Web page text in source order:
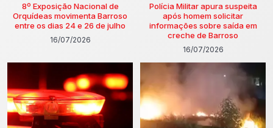
8º Exposição Nacional de
Orquídeas movimenta Barroso
entre os dias 24 e 26 de julho
16/07/2026
Polícia Militar apura suspeita
após homem solicitar
informações sobre saída em
creche de Barroso
16/07/2026